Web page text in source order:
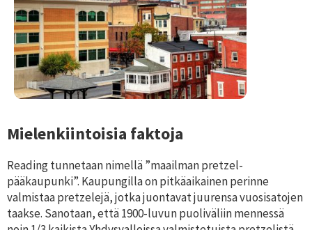
Mielenkiintoisia faktoja
Reading tunnetaan nimellä ”maailman pretzel-
pääkaupunki”. Kaupungilla on pitkäaikainen perinne
valmistaa pretzelejä, jotka juontavat juurensa vuosisatojen
taakse. Sanotaan, että 1900-luvun puoliväliin mennessä